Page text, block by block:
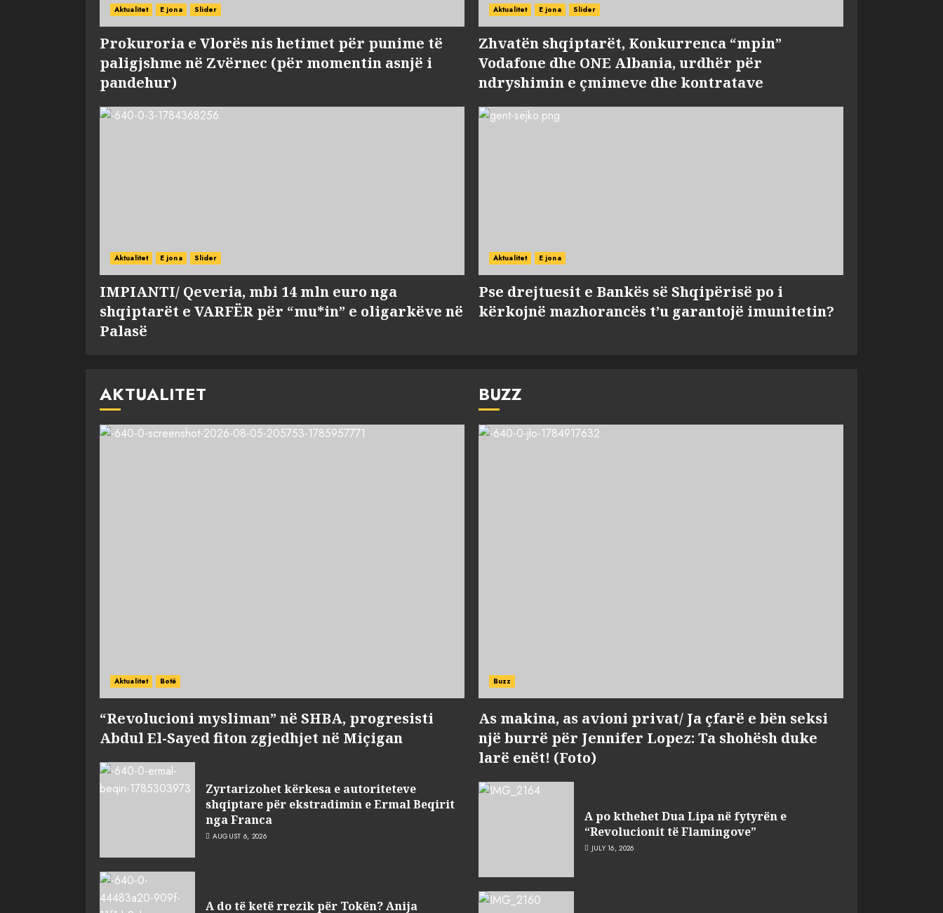
Aktualitet E jona Slider
Prokuroria e Vlorës nis hetimet për punime të
paligjshme në Zvërnec (për momentin asnjë i
pandehur)
Aktualitet E jona Slider
Zhvatën shqiptarët, Konkurrenca “mpin”
Vodafone dhe ONE Albania, urdhër për
ndryshimin e çmimeve dhe kontratave
Aktualitet E jona Slider
IMPIANTI/ Qeveria, mbi 14 mln euro nga
shqiptarët e VARFËR për “mu*in” e oligarkëve në
Palasë
Aktualitet E jona
Pse drejtuesit e Bankës së Shqipërisë po i
kërkojnë mazhorancës t’u garantojë imunitetin?
AKTUALITET
Aktualitet Botë
“Revolucioni mysliman” në SHBA, progresisti
Abdul El-Sayed fiton zgjedhjet në Miçigan
Zyrtarizohet kërkesa e autoriteteve
shqiptare për ekstradimin e Ermal Beqirit
nga Franca
AUGUST 6, 2026
A do të ketë rrezik për Tokën? Anija
BUZZ
Buzz
As makina, as avioni privat/ Ja çfarë e bën seksi
një burrë për Jennifer Lopez: Ta shohësh duke
larë enët! (Foto)
A po kthehet Dua Lipa në fytyrën e
“Revolucionit të Flamingove”
JULY 16, 2026